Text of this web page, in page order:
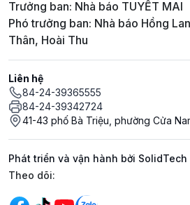
Trưởng ban: Nhà báo TUYẾT MAI
Phó trưởng ban: Nhà báo Hồng
Thân, Hoài Thu
Liên hệ
84-24-39365555
84-24-39342724
41-43 phố Bà Triệu, phường Cửa
Phát triển và vận hành bởi SolidTech
Mạng xã hội
Theo dõi: